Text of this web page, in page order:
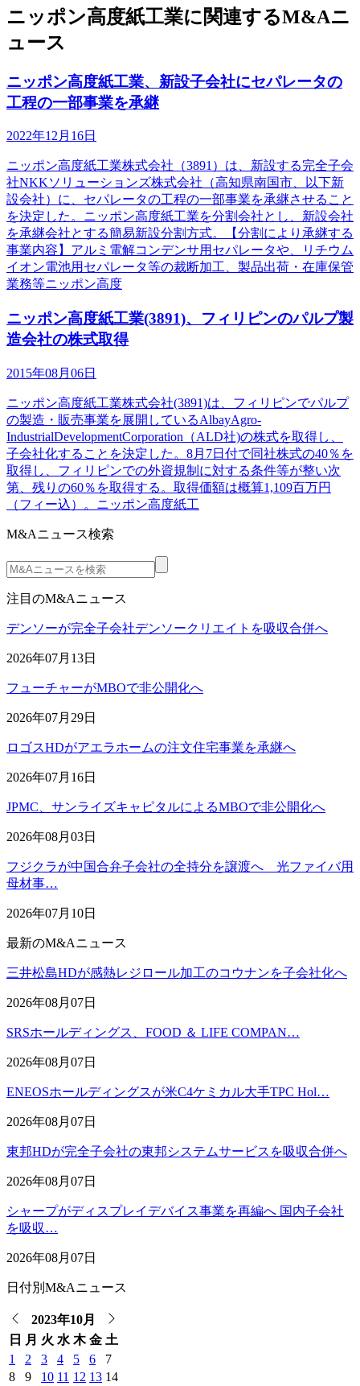
ニッポン高度紙工業に関連するM&Aニ
ュース
ニッポン高度紙工業、新設子会社にセパレータの
工程の一部事業を承継
2022年12月16日
ニッポン高度紙工業株式会社（3891）は、新設する完全子会
社NKKソリューションズ株式会社（高知県南国市、以下新
設会社）に、セパレータの工程の一部事業を承継させること
を決定した。ニッポン高度紙工業を分割会社とし、新設会社
を承継会社とする簡易新設分割方式。【分割により承継する
事業内容】アルミ電解コンデンサ用セパレータや、リチウム
イオン電池用セパレータ等の裁断加工、製品出荷・在庫保管
業務等ニッポン高度
ニッポン高度紙工業(3891)、フィリピンのパルプ製
造会社の株式取得
2015年08月06日
ニッポン高度紙工業株式会社(3891)は、フィリピンでパルプ
の製造・販売事業を展開しているAlbayAgro-
IndustrialDevelopmentCorporation（ALD社)の株式を取得し、
子会社化することを決定した。8月7日付で同社株式の40％を
取得し、フィリピンでの外資規制に対する条件等が整い次
第、残りの60％を取得する。取得価額は概算1,109百万円
（フィー込）。ニッポン高度紙工
M&Aニュース検索
注目のM&Aニュース
デンソーが完全子会社デンソークリエイトを吸収合併へ
2026年07月13日
フューチャーがMBOで非公開化へ
2026年07月29日
ロゴスHDがアエラホームの注文住宅事業を承継へ
2026年07月16日
JPMC、サンライズキャピタルによるMBOで非公開化へ
2026年08月03日
フジクラが中国合弁子会社の全持分を譲渡へ 光ファイバ用
母材事…
2026年07月10日
最新のM&Aニュース
三井松島HDが感熱レジロール加工のコウナンを子会社化へ
2026年08月07日
SRSホールディングス、FOOD ＆ LIFE COMPAN…
2026年08月07日
ENEOSホールディングスが米C4ケミカル大手TPC Hol…
2026年08月07日
東邦HDが完全子会社の東邦システムサービスを吸収合併へ
2026年08月07日
シャープがディスプレイデバイス事業を再編へ 国内子会社
を吸収…
2026年08月07日
日付別M&Aニュース
2023年10月
日
月 火 水 木 金 土
1
2 3 4 5 6
7
8
9 10 11 12 13 14